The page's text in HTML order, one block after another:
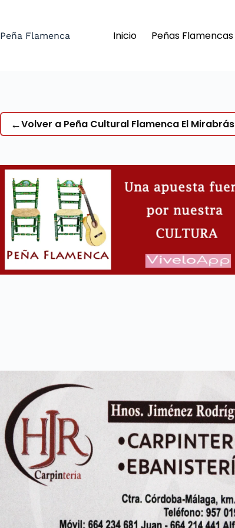
contenido
Peña Flamenca Inicio Peñas Flamencas
←Volver a Peña Cultural Flamenca El Mirabrás